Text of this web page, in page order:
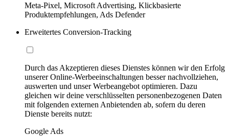
Meta-Pixel, Microsoft Advertising, Klickbasierte
Produktempfehlungen, Ads Defender
Erweitertes Conversion-Tracking
Durch das Akzeptieren dieses Dienstes können wir den Erfolg
unserer Online-Werbeeinschaltungen besser nachvollziehen,
auswerten und unser Werbeangebot optimieren. Dazu
gleichen wir deine verschlüsselten personenbezogenen Daten
mit folgenden externen Anbietenden ab, sofern du deren
Dienste bereits nutzt:
Google Ads